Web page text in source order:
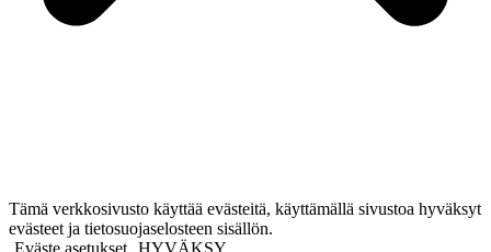
Tämä verkkosivusto käyttää evästeitä, käyttämällä sivustoa hyväksyt
evästeet ja tietosuojaselosteen sisällön.
Eväste asetukset HYVÄKSY